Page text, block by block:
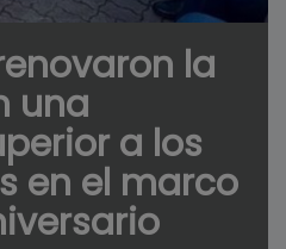
la
una
a los
en el marco